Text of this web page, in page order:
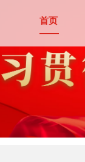
首页